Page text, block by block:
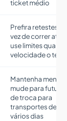
ticket médio
Prefira retestes
vez de correr
use limites
velocidade o
Mantenha menor
mude para
de troca para
transportes de
vários dias